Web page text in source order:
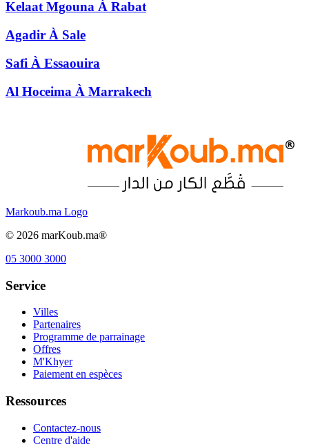
Kelaat Mgouna À Rabat
Agadir À Sale
Safi À Essaouira
Al Hoceima À Marrakech
Markoub.ma Logo
© 2026 marKoub.ma®
05 3000 3000
Service
Villes
Partenaires
Programme de parrainage
Offres
M'Khyer
Paiement en espèces
Ressources
Contactez-nous
Centre d'aide